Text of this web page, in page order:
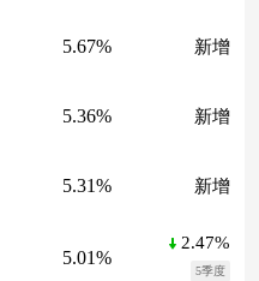
5.67% 新增
5.36% 新增
5.31% 新增
5.01%
2.47%
5季度